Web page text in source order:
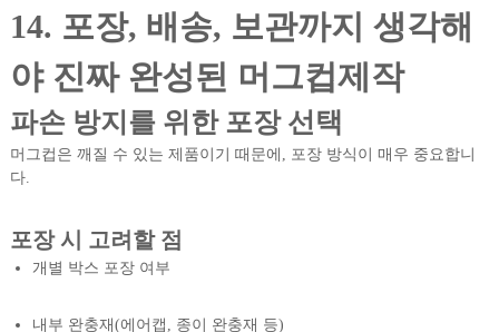
14. 포장, 배송, 보관까지 생각해
야 진짜 완성된 머그컵제작
파손 방지를 위한 포장 선택
머그컵은 깨질 수 있는 제품이기 때문에, 포장 방식이 매우 중요합니
다.
포장 시 고려할 점
개별 박스 포장 여부
내부 완충재(에어캡, 종이 완충재 등)